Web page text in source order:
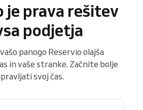
je prava rešitev
podjetja
panogo Reservio olajša
in vaše stranke. Začnite bolje
svoj čas.